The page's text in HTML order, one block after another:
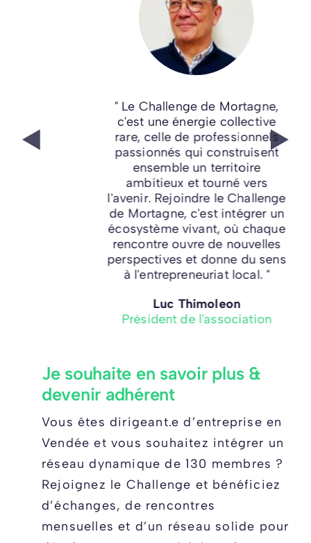
" Le Challenge de Mortagne,
c'est une énergie collective
rare, celle de professionnels
passionnés qui construisent
ensemble un territoire
ambitieux et tourné vers
l'avenir. Rejoindre le Challenge
de Mortagne, c'est intégrer un
écosystème vivant, où chaque
rencontre ouvre de nouvelles
perspectives et donne du sens
à l'entrepreneuriat local. "
Luc Thimoleon
Président de l'association
Je souhaite en savoir plus &
Vous êtes dirigeant.e d’entreprise en
Vendée et vous souhaitez intégrer un
réseau dynamique de 130 membres ?
Rejoignez le Challenge et bénéficiez
d’échanges, de rencontres